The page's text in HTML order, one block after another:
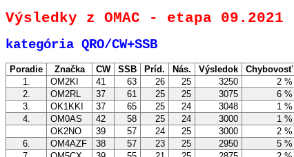
Výsledky z OMAC - etapa 09.2021
kategória QRO/CW+SSB
Poradie Značka CW SSB Príd. Nás. Výsledok Chybovosť
1.
OM2KI 41 63 26 25 3250 2 %
2.
OM2RL 37 61 25 25 3075 6 %
3.
OK1KKI 37 65 25 24 3048 1 %
4.
OM0AS 42 58 25 24 3000 1 %
OK2NO
39 57 24 25 3000 2 %
6.
OM4AZF 38 57 23 25 2950 5 %